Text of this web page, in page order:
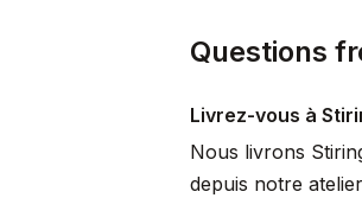
Questions
Livrez-vous à
Nous livrons
depuis notre